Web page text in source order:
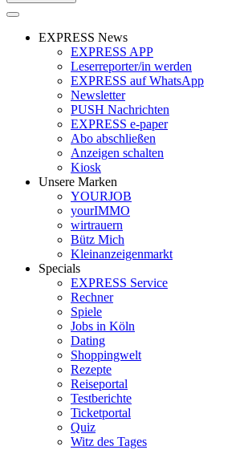
EXPRESS News
EXPRESS APP
Leserreporter/in werden
EXPRESS auf WhatsApp
Newsletter
PUSH Nachrichten
EXPRESS e-paper
Abo abschließen
Anzeigen schalten
Kiosk
Unsere Marken
YOURJOB
yourIMMO
wirtrauern
Bütz Mich
Kleinanzeigenmarkt
Specials
EXPRESS Service
Rechner
Spiele
Jobs in Köln
Dating
Shoppingwelt
Rezepte
Reiseportal
Testberichte
Ticketportal
Quiz
Witz des Tages